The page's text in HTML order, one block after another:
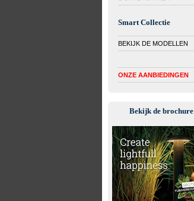
Smart Collectie
BEKIJK DE MODELLEN
ONZE AANBIEDINGEN
Bekijk de brochure